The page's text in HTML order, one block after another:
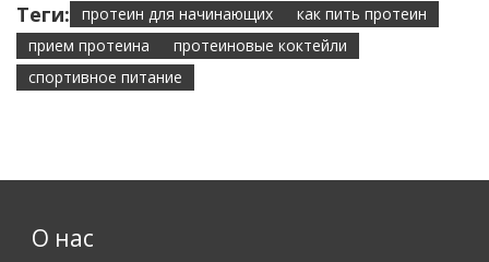
Теги: протеин для начинающих
как пить протеин
прием протеина
протеиновые коктейли
спортивное питание
О нас